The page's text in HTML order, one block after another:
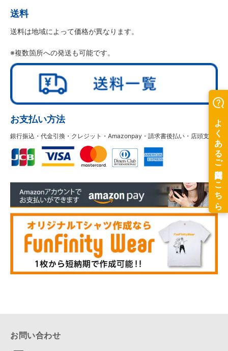
送料
送料は地域によって価格が異なります。
※複数箇所への発送も可能です。
お支払い方法
銀行振込・代金引換・クレジット・Amazonpay・請求書後払い・店頭支払
お問い合わせ